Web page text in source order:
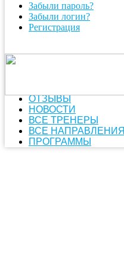
Забыли пароль?
Забыли логин?
Регистрация
ОТЗЫВЫ
НОВОСТИ
ВСЕ ТРЕНЕРЫ
ВСЕ НАПРАВЛЕНИЯ
ПРОГРАММЫ